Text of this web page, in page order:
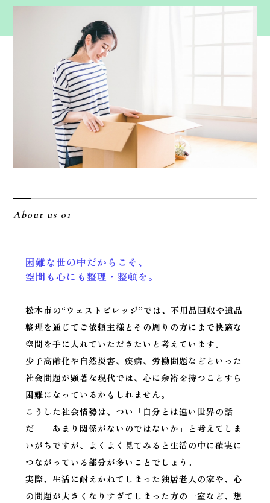
About us 01
困難な世の中だからこそ、
空間も心にも整理・整頓を。
松本市の“ウェストビレッジ”では、不用品回収や遺品
整理を通じてご依頼主様とその周りの方にまで快適な
空間を手に入れていただきたいと考えています。
少子高齢化や自然災害、疾病、労働問題などといった
社会問題が顕著な現代では、心に余裕を持つことすら
困難になっているかもしれません。
こうした社会情勢は、つい「自分とは遠い世界の話
だ」「あまり関係がないのではないか」と考えてしま
いがちですが、よくよく見てみると生活の中に確実に
つながっている部分が多いことでしょう。
実際、生活に耐えかねてしまった独居老人の家や、心
の問題が大きくなりすぎてしまった方の一室など、想